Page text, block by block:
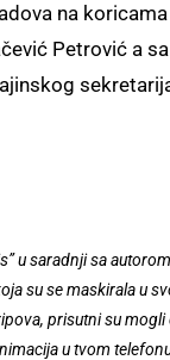
na
Petrović a
u saradnji sa
su se maskirala u
prisutni su
u tvom